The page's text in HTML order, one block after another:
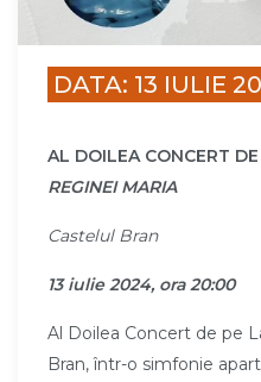
DATA: 13 IULIE
AL DOILEA CONCERT
REGINEI MARIA
Castelul Bran
13 iulie 2024, ora 20:00
Al Doilea Concert de pe
Bran, într-o simfonie